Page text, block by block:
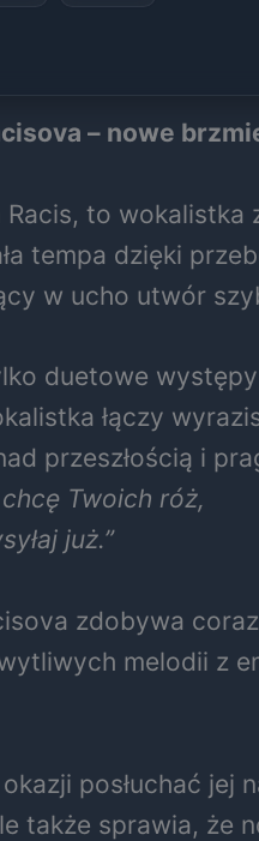
– nowe
to
tempa dzięki
w ucho utwór
duetowe
łączy
przeszłością i
Twoich róż,
już.”
zdobywa
melodii z
posłuchać
także sprawia, że